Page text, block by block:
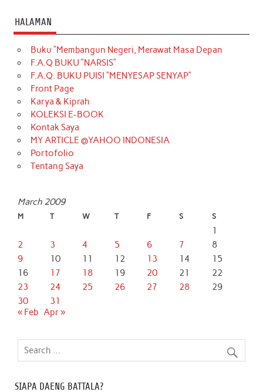
HALAMAN
Buku “Membangun Negeri, Merawat Masa Depan
F.A.Q BUKU “NARSIS”
F.A.Q. BUKU PUISI “MENYESAP SENYAP”
Front Page
Karya & Kiprah
KOLEKSI E-BOOK
Kontak Saya
MY ARTICLE @YAHOO INDONESIA
Portofolio
Tentang Saya
March 2009
M T W T F S S
1
2
3 4 5 6 7
8
9
10 11 12 13 14
15
16
17 18 19 20 21
22
23
24 25 26 27 28
29
30
31
« Feb Apr »
SIAPA DAENG BATTALA?